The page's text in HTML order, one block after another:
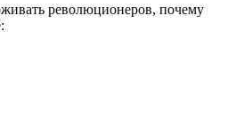
революционеров, почему